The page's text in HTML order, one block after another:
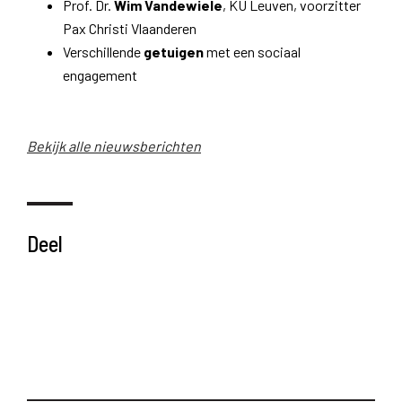
Prof. Dr. Wim Vandewiele, KU Leuven, voorzitter
Pax Christi Vlaanderen
Verschillende getuigenmet een sociaal
engagement
Bekijk alle nieuwsberichten
Deel